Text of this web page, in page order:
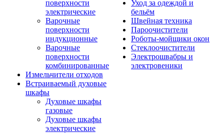
поверхности
электрические
Варочные
поверхности
индукционные
Варочные
поверхности
комбинированные
Измельчители отходов
Встраиваемый духовые
шкафы
Духовые шкафы
газовые
Духовые шкафы
электрические
Уход за одеждой и
бельём
Швейная техника
Пароочистители
Роботы-мойщики окон
Стеклоочистители
Электрошвабры и
электровеники